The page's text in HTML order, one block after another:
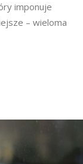
imponuje
– wieloma